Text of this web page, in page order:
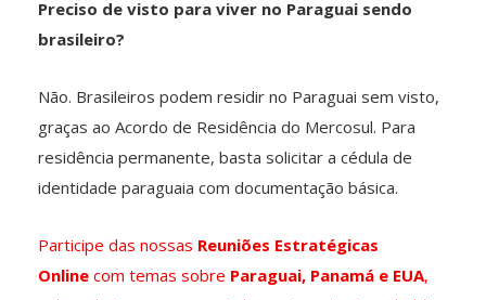
Preciso de visto para viver no Paraguai sendo
brasileiro?
Não. Brasileiros podem residir no Paraguai sem visto,
graças ao Acordo de Residência do Mercosul. Para
residência permanente, basta solicitar a cédula de
identidade paraguaia com documentação básica.
Participe das nossas Reuniões Estratégicas
Online com temas sobre Paraguai, Panamá e EUA,